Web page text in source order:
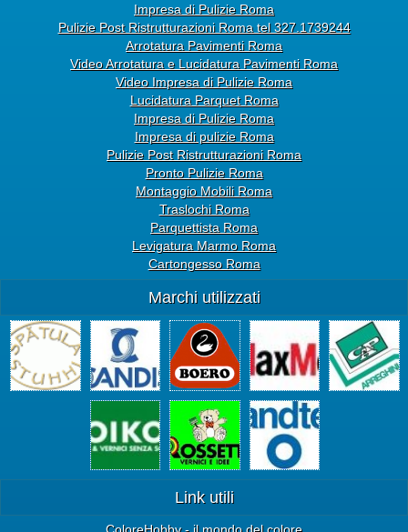
Impresa di Pulizie Roma
Pulizie Post Ristrutturazioni Roma tel 327.1739244
Arrotatura Pavimenti Roma
Video Arrotatura e Lucidatura Pavimenti Roma
Video Impresa di Pulizie Roma
Lucidatura Parquet Roma
Impresa di Pulizie Roma
Impresa di pulizie Roma
Pulizie Post Ristrutturazioni Roma
Pronto Pulizie Roma
Montaggio Mobili Roma
Traslochi Roma
Parquettista Roma
Levigatura Marmo Roma
Cartongesso Roma
Marchi utilizzati
Link utili